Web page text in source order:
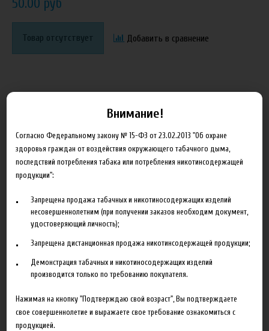
50.00 руб
Товар отсутствует Добавить в сравнение
Описание Характеристики Отзывы
Хранить при температуре плюс 10- 25 °C в закрытой таре, в
сухих, хорошо проветриваемых помещениях. Перед
употреблением взбалтывать. При хранении в течение
гарантийного срока допускается выпадение осадка.
Ароматизатор продается в флаконах объемом 5 мл.
Внимание!
Согласно Федеральному закону № 15-ФЗ от 23.02.2013 "Об охране
здоровья граждан от воздействия окружающего табачного дыма,
последствий потребления табака или потребления никотинсодержащей
продукции":
Запрещена продажа табачных и никотиносодержащих изделий
несовершеннолетним (при получении заказов необходим документ,
удостоверяющий личность);
Запрещена дистанционная продажа никотинсодержащей продукции;
Демонстрация табачных и никотиносодержащих изделий
производится только по требованию покупателя.
Нажимая на кнопку "Подтверждаю свой возраст", Вы подтверждаете
свое совершеннолетие и выражаете свое требование ознакомиться с
продукцией.